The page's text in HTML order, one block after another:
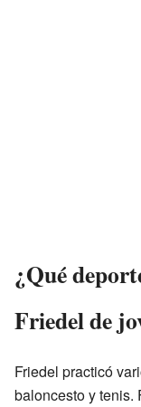
¿Qué
Friedel de
Friedel practicó
baloncesto y tenis.